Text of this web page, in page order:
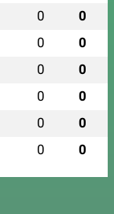
0 0
0 0
0 0
0 0
0 0
0 0